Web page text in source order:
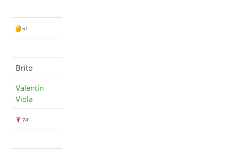
51
Brito
Valentín
Viola
74'